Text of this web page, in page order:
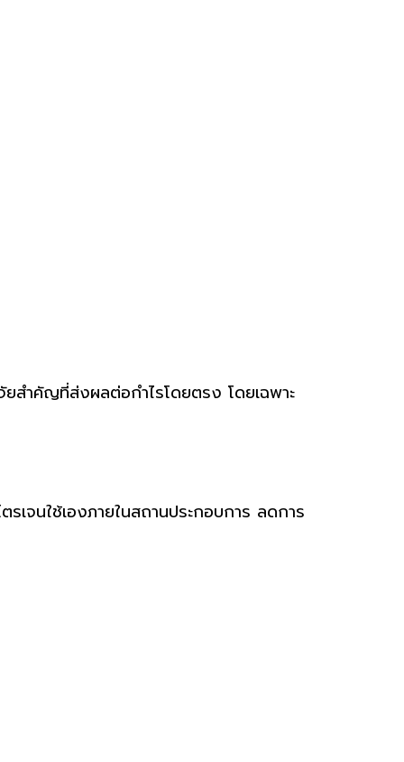
สำคัญที่ส่งผลต่อกำไรโดยตรง โดยเฉพาะ
เจนใช้เองภายในสถานประกอบการ ลดการ